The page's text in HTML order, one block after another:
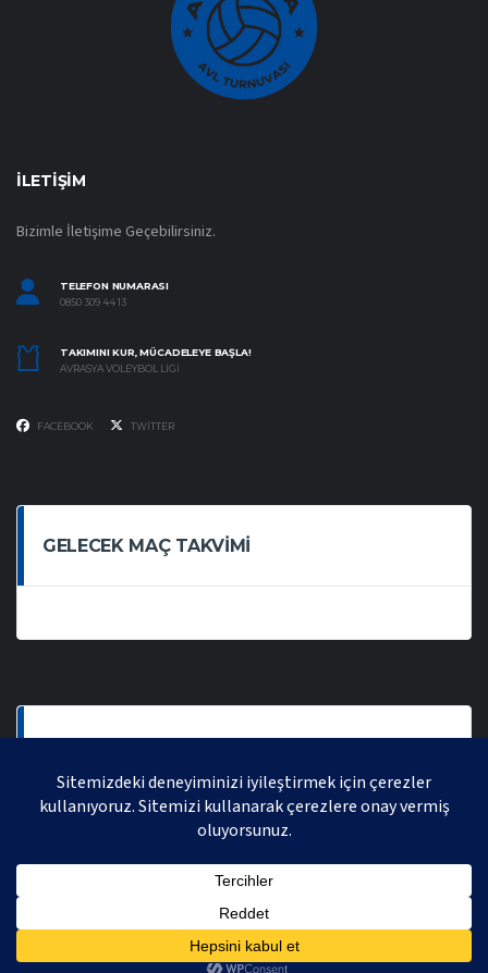
İLETIŞIM
Bizimle İletişime Geçebilirsiniz.
TELEFON NUMARASI
0850 309 44 13
TAKIMINI KUR, MÜCADELEYE BAŞLA!
AVRASYA VOLEYBOL LIGI
FACEBOOK TWITTER
GELECEK MAÇ TAKVIMI
AVRASYA VOLEYBOL LIGI 2021 | AVRASYA SPORTIF FAALIYETLER ORGANIZASYONUDUR,
TÜM HAKLARI SAKLIDIR.